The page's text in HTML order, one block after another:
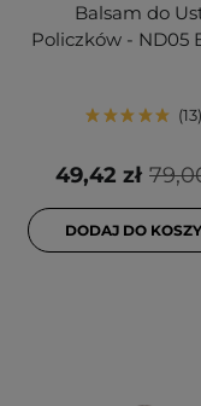
Balsam do
Policzków - ND05
13
49,42 zł
DODAJ DO